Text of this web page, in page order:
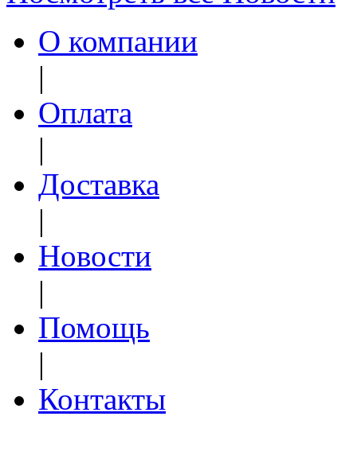
О компании
|
Оплата
|
Доставка
|
Новости
|
Помощь
|
Контакты